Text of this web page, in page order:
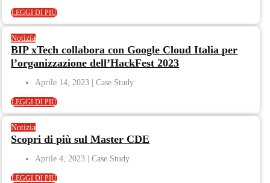
LEGGI DI PIÙ
Notizia
BIP xTech collabora con Google Cloud Italia per
l’organizzazione dell’HackFest 2023
Aprile 14, 2023
LEGGI DI PIÙ
Notizia
Scopri di più sul Master CDE
Aprile 4, 2023
LEGGI DI PIÙ